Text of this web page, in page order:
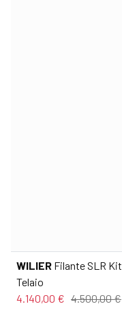
WILIER Filante SLR Kit
Telaio
4.140,00 € 4.500,00 €